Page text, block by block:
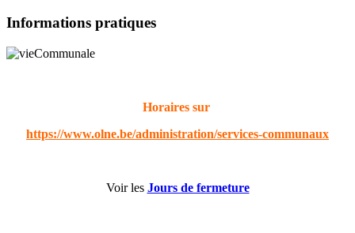
Informations pratiques
Horaires sur
https://www.olne.be/administration/services-communaux
Voir les Jours de fermeture